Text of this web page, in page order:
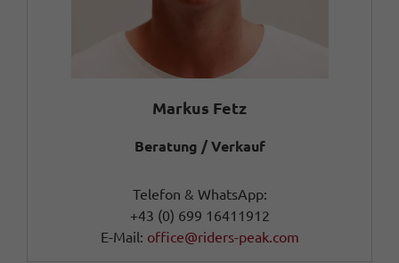
Markus Fetz
Beratung / Verkauf
Telefon & WhatsApp:
+43 (0) 699 16411912
E-Mail: office@riders-peak.com